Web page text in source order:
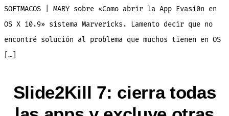
SOFTMACOS | MARY sobre «Como abrir la App Evasi0n en
OS X 10.9» sistema Marvericks. Lamento decir que no
encontré solución al problema que muchos tienen en OS
[…]
Slide2Kill 7: cierra todas